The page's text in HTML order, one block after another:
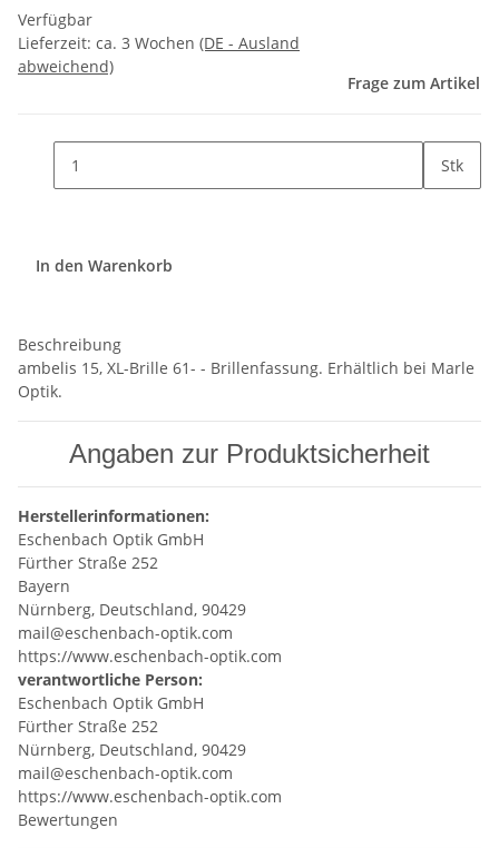
Verfügbar
Lieferzeit: ca. 3 Wochen (DE - Ausland
abweichend)
Frage zum Artikel
Stk
In den Warenkorb
Beschreibung
ambelis 15, XL-Brille 61- - Brillenfassung. Erhältlich bei Marle
Optik.
Angaben zur Produktsicherheit
Herstellerinformationen:
Eschenbach Optik GmbH
Fürther Straße 252
Bayern
Nürnberg, Deutschland, 90429
mail@eschenbach-optik.com
https://www.eschenbach-optik.com
verantwortliche Person:
Eschenbach Optik GmbH
Fürther Straße 252
Nürnberg, Deutschland, 90429
mail@eschenbach-optik.com
https://www.eschenbach-optik.com
Bewertungen